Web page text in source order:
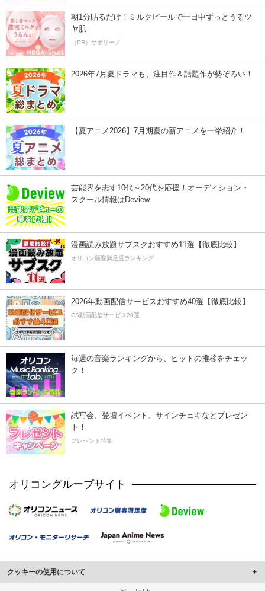
朝1分貼るだけ！ミルクピールで一日中ずっとうるツ
ヤ肌
（PR）サボリーノ
2026年7月夏ドラマも、注目作＆話題作が勢ぞろい！
【夏アニメ2026】7月期夏の新アニメを一挙紹介！
芸能界を志す10代～20代を応援！オーディション・
スクール情報はDeview
漫画読み放題サブスクおすすめ11選【徹底比較】
オリコン顧客満足度ランキング
2026年動画配信サービスおすすめ40選【徹底比較】
CS動画配信サービス20選
毎週の音楽ランキングから、ヒットの推移をチェッ
ク！
試写会、登壇イベント、サインチェキなどプレゼン
ト！
プレゼント特集
オリコングループサイト
クッキーの使用について